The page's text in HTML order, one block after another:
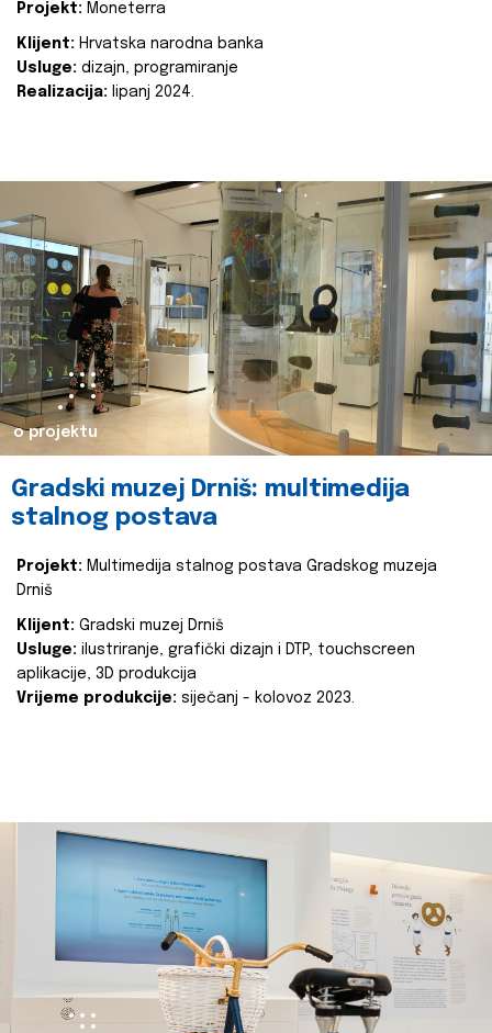
Projekt: Moneterra
Klijent: Hrvatska narodna banka
Usluge: dizajn, programiranje
Realizacija: lipanj 2024.
o projektu
Gradski muzej Drniš: multimedija
stalnog postava
Projekt: Multimedija stalnog postava Gradskog muzeja
Drniš
Klijent: Gradski muzej Drniš
Usluge: ilustriranje, grafički dizajn i DTP, touchscreen
aplikacije, 3D produkcija
Vrijeme produkcije: siječanj - kolovoz 2023.